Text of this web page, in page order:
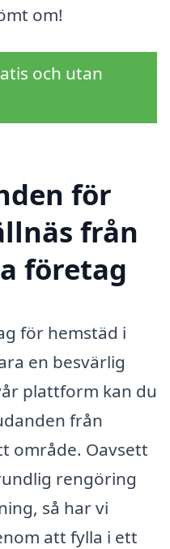
om!
och utan
för
från
företag
för hemstäd i
en besvärlig
plattform kan du
från
område. Oavsett
rengöring
så har vi
att fylla i ett